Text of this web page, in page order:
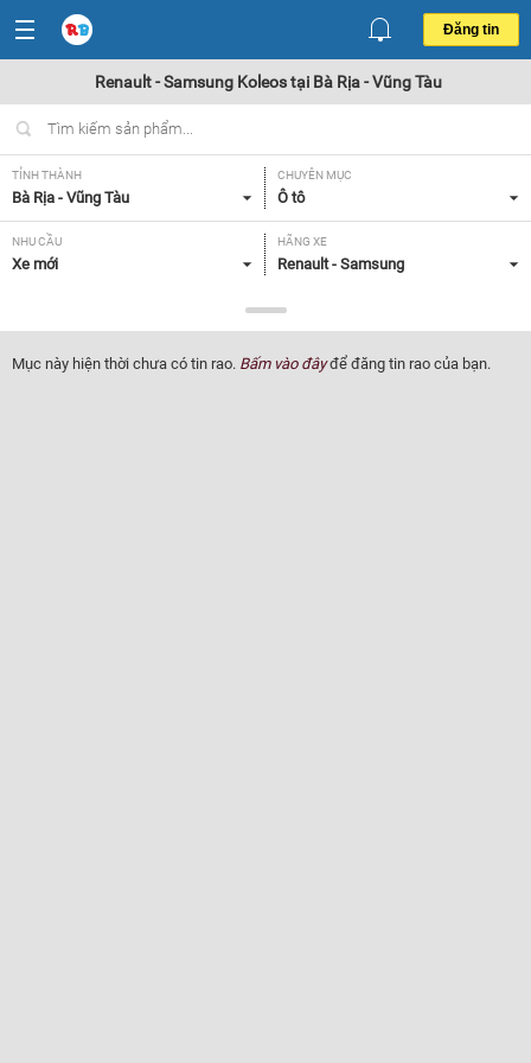
Đăng tin
Renault - Samsung Koleos tại Bà Rịa - Vũng Tàu
TỈNH THÀNH
Bà Rịa - Vũng Tàu
CHUYÊN MỤC
Ô tô
NHU CẦU
Xe mới
HÃNG XE
Renault - Samsung
Koleos
NĂM SẢN XUẤT
Tất cả
GIÁ XE XUẤT XỨ
Mục này hiện thời chưa có tin rao. Bấm vào đâyđể đăng tin rao của bạn.